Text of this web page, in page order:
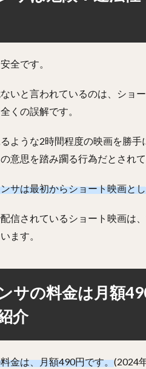
全です。
いと言われているのは、ショ
くの誤解です。
ような2時間程度の映画を勝
意思を踏み躙る行為だとされ
サは最初からショート映画と
信されているショート映画は
ます。
サの料金は月額
介
金は、月額490円です。(2024